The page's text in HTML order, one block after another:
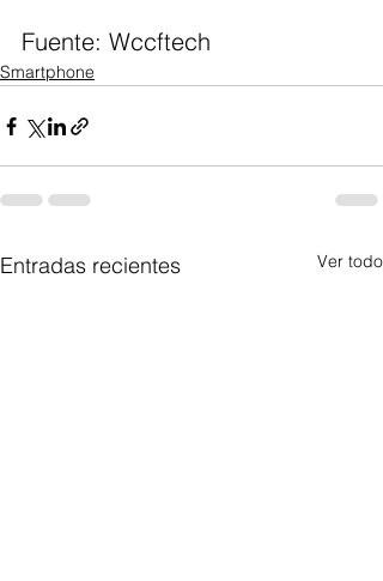
Fuente: Wccftech
Smartphone
Entradas recientes Ver todo